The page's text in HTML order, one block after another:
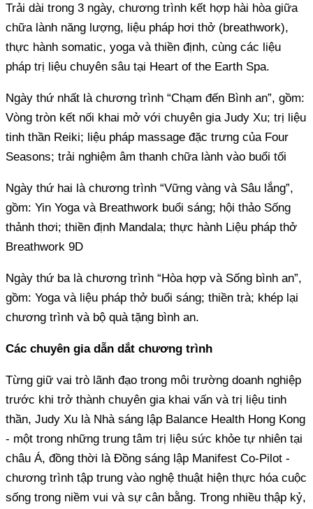
Trải dài trong 3 ngày, chương trình kết hợp hài hòa giữa
chữa lành năng lượng, liệu pháp hơi thở (breathwork),
thực hành somatic, yoga và thiền định, cùng các liệu
pháp trị liệu chuyên sâu tại Heart of the Earth Spa.
Ngày thứ nhất là chương trình “Chạm đến Bình an”, gồm:
Vòng tròn kết nối khai mở với chuyên gia Judy Xu; trị liệu
tinh thần Reiki; liệu pháp massage đặc trưng của Four
Seasons; trải nghiệm âm thanh chữa lành vào buổi tối
Ngày thứ hai là chương trình “Vững vàng và Sâu lắng”,
gồm: Yin Yoga và Breathwork buổi sáng; hội thảo Sống
thảnh thơi; thiền định Mandala; thực hành Liệu pháp thở
Breathwork 9D
Ngày thứ ba là chương trình “Hòa hợp và Sống bình an”,
gồm: Yoga và liệu pháp thở buổi sáng; thiền trà; khép lại
chương trình và bộ quà tặng bình an.
Các chuyên gia dẫn dắt chương trình
Từng giữ vai trò lãnh đạo trong môi trường doanh nghiệp
trước khi trở thành chuyên gia khai vấn và trị liệu tinh
thần, Judy Xu là Nhà sáng lập Balance Health Hong Kong
- một trong những trung tâm trị liệu sức khỏe tự nhiên tại
châu Á, đồng thời là Đồng sáng lập Manifest Co-Pilot -
chương trình tập trung vào nghệ thuật hiện thực hóa cuộc
sống trong niềm vui và sự cân bằng. Trong nhiều thập kỷ,